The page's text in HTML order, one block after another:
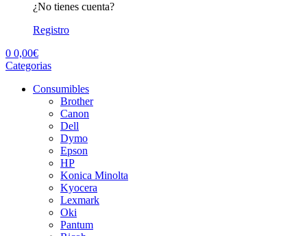
¿No tienes cuenta?
Registro
0 0,00€
Categorias
Consumibles
Brother
Canon
Dell
Dymo
Epson
HP
Konica Minolta
Kyocera
Lexmark
Oki
Pantum